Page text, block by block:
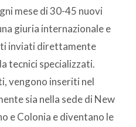
mese di 30-45 nuovi
giuria internazionale e
inviati direttamente
tecnici specializzati.
vengono inseriti nel
sia nella sede di New
e Colonia e diventano le